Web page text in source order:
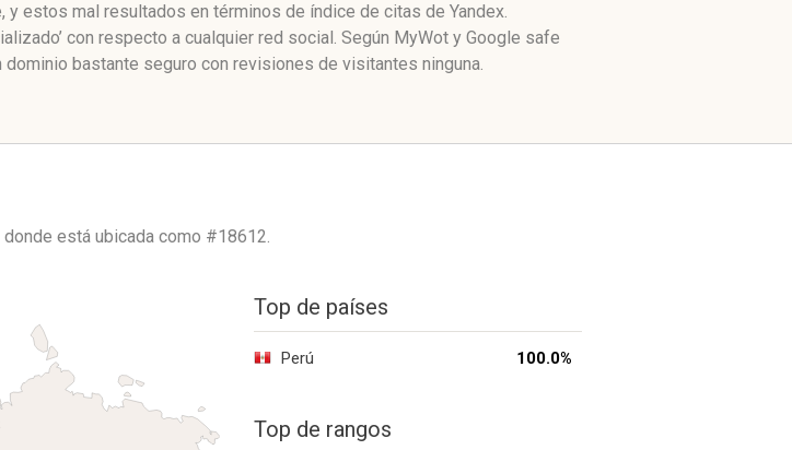
estos mal resultados en términos de índice de citas de Yandex.
con respecto a cualquier red social. Según MyWot y Google safe
bastante seguro con revisiones de visitantes ninguna.
donde está ubicada como #18612.
Top de países
Perú 100.0%
Top de rangos